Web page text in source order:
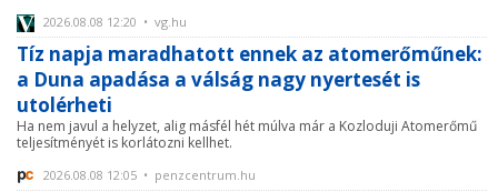
2026.08.08 12:20 • vg.hu
Tíz napja maradhatott ennek az atomerőműnek:
a Duna apadása a válság nagy nyertesét is
utolérheti
Ha nem javul a helyzet, alig másfél hét múlva már a Kozloduji Atomerőmű
teljesítményét is korlátozni kellhet.
2026.08.08 12:05 • penzcentrum.hu